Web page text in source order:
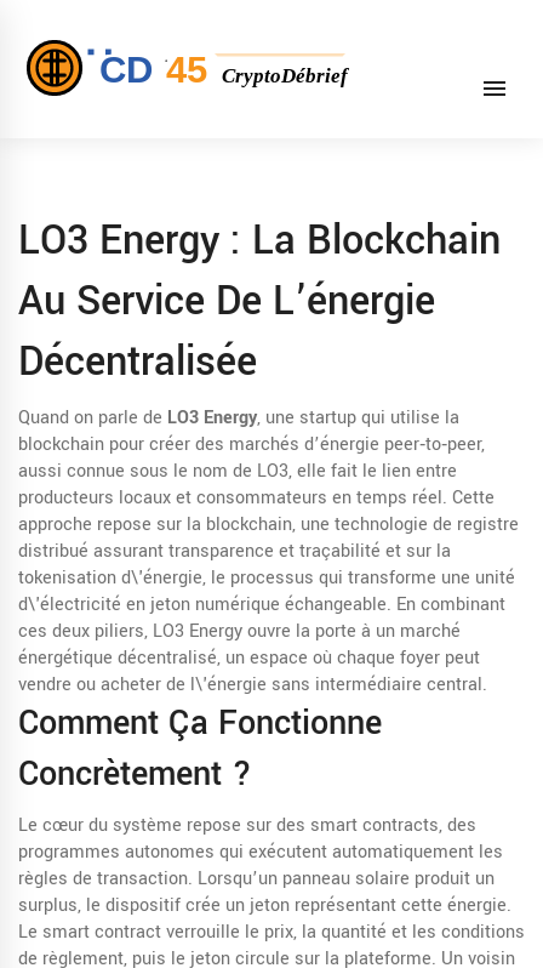
LO3 Energy : La Blockchain
Au Service De L’énergie
Décentralisée
Quand on parle de LO3 Energy, une startup qui utilise la
blockchain pour créer des marchés d’énergie peer‑to‑peer,
aussi connue sous le nom de LO3, elle fait le lien entre
producteurs locaux et consommateurs en temps réel. Cette
approche repose sur la blockchain, une technologie de registre
distribué assurant transparence et traçabilité et sur la
tokenisation d\'énergie, le processus qui transforme une unité
d\'électricité en jeton numérique échangeable. En combinant
ces deux piliers, LO3 Energy ouvre la porte à un marché
énergétique décentralisé, un espace où chaque foyer peut
vendre ou acheter de l\'énergie sans intermédiaire central.
Comment Ça Fonctionne
Concrètement ?
Le cœur du système repose sur des smart contracts,des
programmes autonomes qui exécutent automatiquement les
règles de transaction. Lorsqu’un panneau solaire produit un
surplus, le dispositif crée un jeton représentant cette énergie.
Le smart contract verrouille le prix, la quantité et les conditions
de règlement, puis le jeton circule sur la plateforme. Un voisin